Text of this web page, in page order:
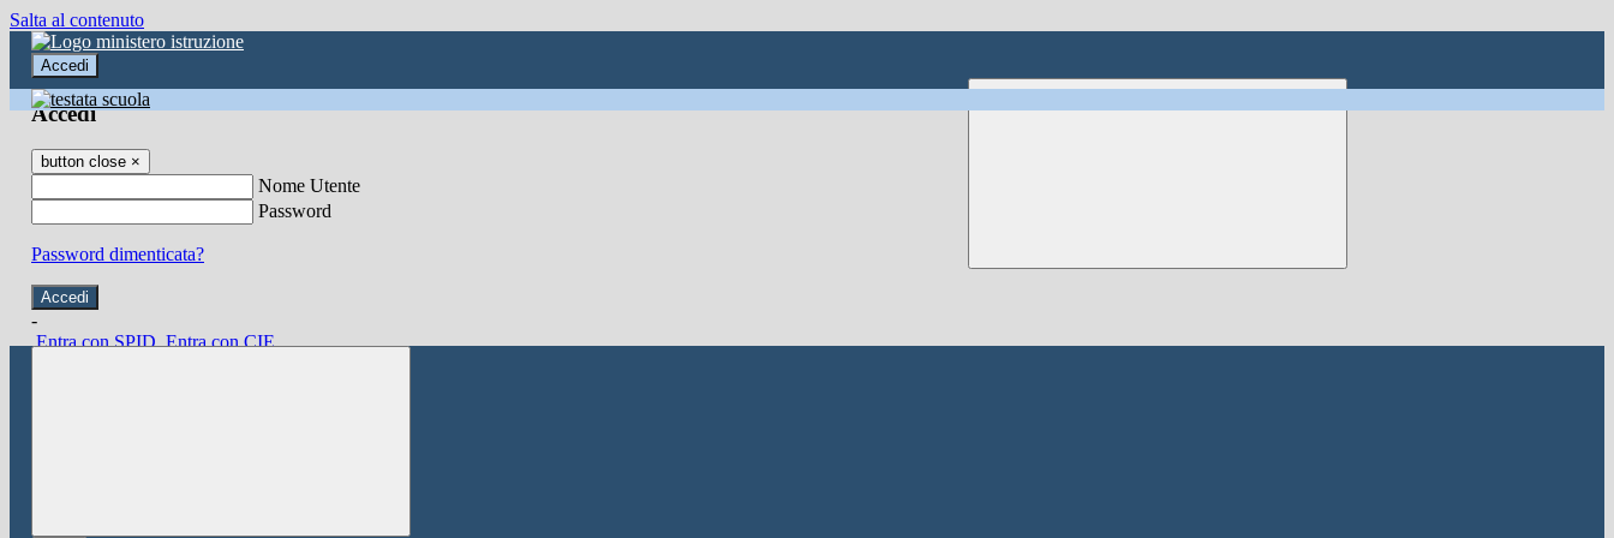
Salta al contenuto
Accedi
Accedi
button close ×
Nome Utente
Password
Password dimenticata?
-
Entra con SPID Entra con CIE
button close ×